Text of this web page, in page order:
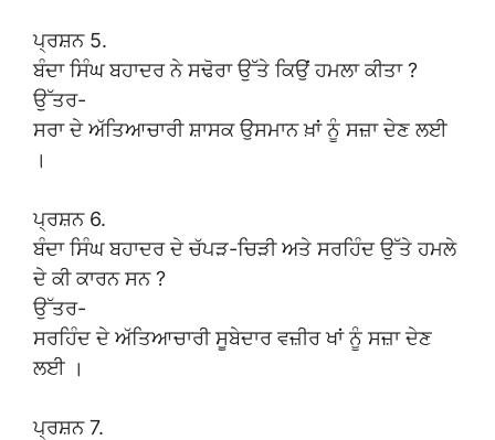
ਪ੍ਰਸ਼ਨ 5.
ਬੰਦਾ ਸਿੰਘ ਬਹਾਦਰ ਨੇ ਸਢੋਰਾ ਉੱਤੇ ਕਿਉਂ ਹਮਲਾ ਕੀਤਾ ?
ਉੱਤਰ-
ਸਰਾ ਦੇ ਅੱਤਿਆਚਾਰੀ ਸ਼ਾਸਕ ਉਸਮਾਨ ਖ਼ਾਂ ਨੂੰ ਸਜ਼ਾ ਦੇਣ ਲਈ
।
ਪ੍ਰਸ਼ਨ 6.
ਬੰਦਾ ਸਿੰਘ ਬਹਾਦਰ ਦੇ ਚੱਪੜ-ਚਿੜੀ ਅਤੇ ਸਰਹਿੰਦ ਉੱਤੇ ਹਮਲੇ
ਦੇ ਕੀ ਕਾਰਨ ਸਨ ?
ਉੱਤਰ-
ਸਰਹਿੰਦ ਦੇ ਅੱਤਿਆਚਾਰੀ ਸੂਬੇਦਾਰ ਵਜ਼ੀਰ ਖਾਂ ਨੂੰ ਸਜ਼ਾ ਦੇਣ
ਲਈ ।
ਪ੍ਰਸ਼ਨ 7.